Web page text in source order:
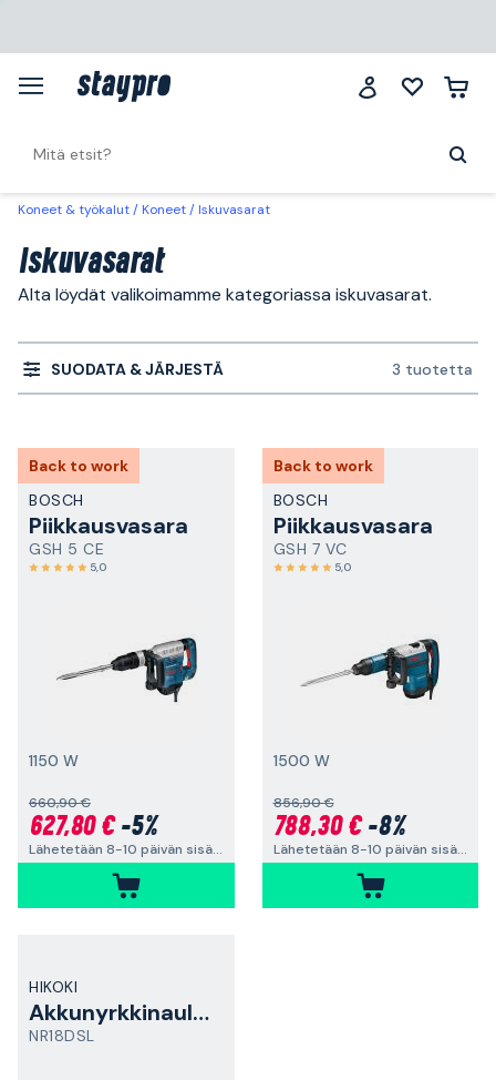
Koneet & työkalut Koneet Iskuvasarat
Iskuvasarat
Alta löydät valikoimamme kategoriassa iskuvasarat.
SUODATA & JÄRJESTÄ 3 tuotetta
Back to work
BOSCH
Piikkausvasara
GSH 5 CE
5,0
1150 W
660,90 €
627,80 €-5%
Lähetetään 8-10 päivän sisällä
Back to work
BOSCH
Piikkausvasara
GSH 7 VC
5,0
1500 W
856,90 €
788,30 €-8%
Lähetetään 8-10 päivän sisällä
HIKOKI
Akkunyrkkinaulain
NR18DSL